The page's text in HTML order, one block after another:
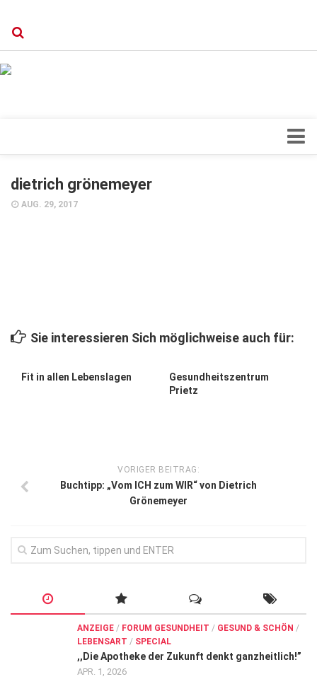
Forschung
Forum Gesundheit
Kampf gegen Krebs
dietrich grönemeyer
AUG. 29, 2017
Sie interessieren Sich möglichweise auch für:
Fit in allen Lebenslagen
Gesundheitszentrum
Prietz
VORIGER BEITRAG:
Buchtipp: „Vom ICH zum WIR“ von Dietrich
Grönemeyer
ANZEIGE / FORUM GESUNDHEIT / GESUND & SCHÖN /
LEBENSART / SPECIAL
,,Die Apotheke der Zukunft denkt ganzheitlich!”
APR. 1, 2026